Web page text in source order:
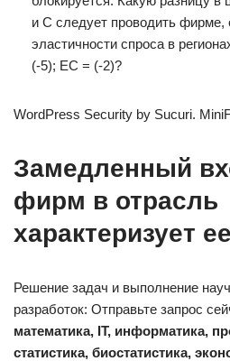
и С следует проводить фирме,
эластичности спроса в
(-5); ЕС = (-2)?
WordPress Security by Sucuri.
Замедленный
фирм в отрасль
характеризует
Решение задач и выполнение
разработок: Отправьте запрос
математика, IT, информатика,
статистика, биостатистика,